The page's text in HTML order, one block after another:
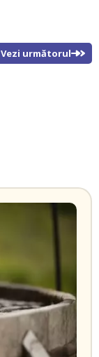
Vezi următorul